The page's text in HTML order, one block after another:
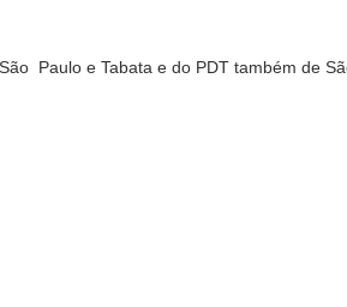
Paulo e Tabata e do PDT também de